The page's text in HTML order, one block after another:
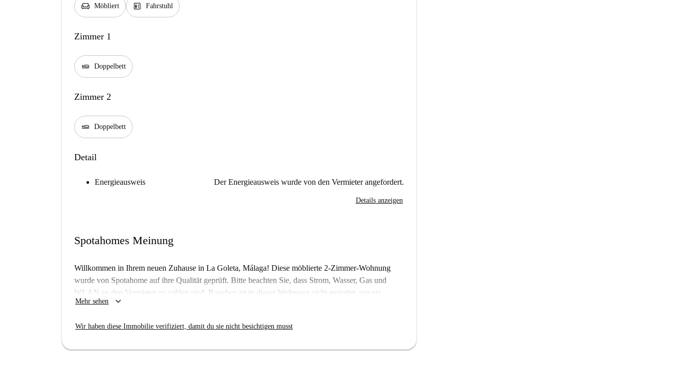
chair Möbliert elevator Fahrstuhl
Zimmer 1
airline_seat_flat Doppelbett
Zimmer 2
airline_seat_flat Doppelbett
Detail
Energieausweis Der Energieausweis wurde von den Vermieter angefordert.
Details anzeigen
Spotahomes Meinung
Willkommen in Ihrem neuen Zuhause in La Goleta, Málaga! Diese möblierte 2-Zimmer-Wohnung
wurde von Spotahome auf ihre Qualität geprüft. Bitte beachten Sie, dass Strom, Wasser, Gas und
WLAN an den Vermieter zu zahlen sind. Rauchen ist in dieser Wohnung nicht gestattet, um ein
sauberes und angenehmes Wohnumfeld zu gewährleisten. Das Gebäude verfügt über einen Aufzug
Sehenswürdigkeiten. Zu den nahegelegenen Attraktionen gehören das Tribuna de Los Pobres, das
Mehr sehen keyboard_arrow_down
Wir haben diese Immobilie verifiziert, damit du sie nicht besichtigen musst